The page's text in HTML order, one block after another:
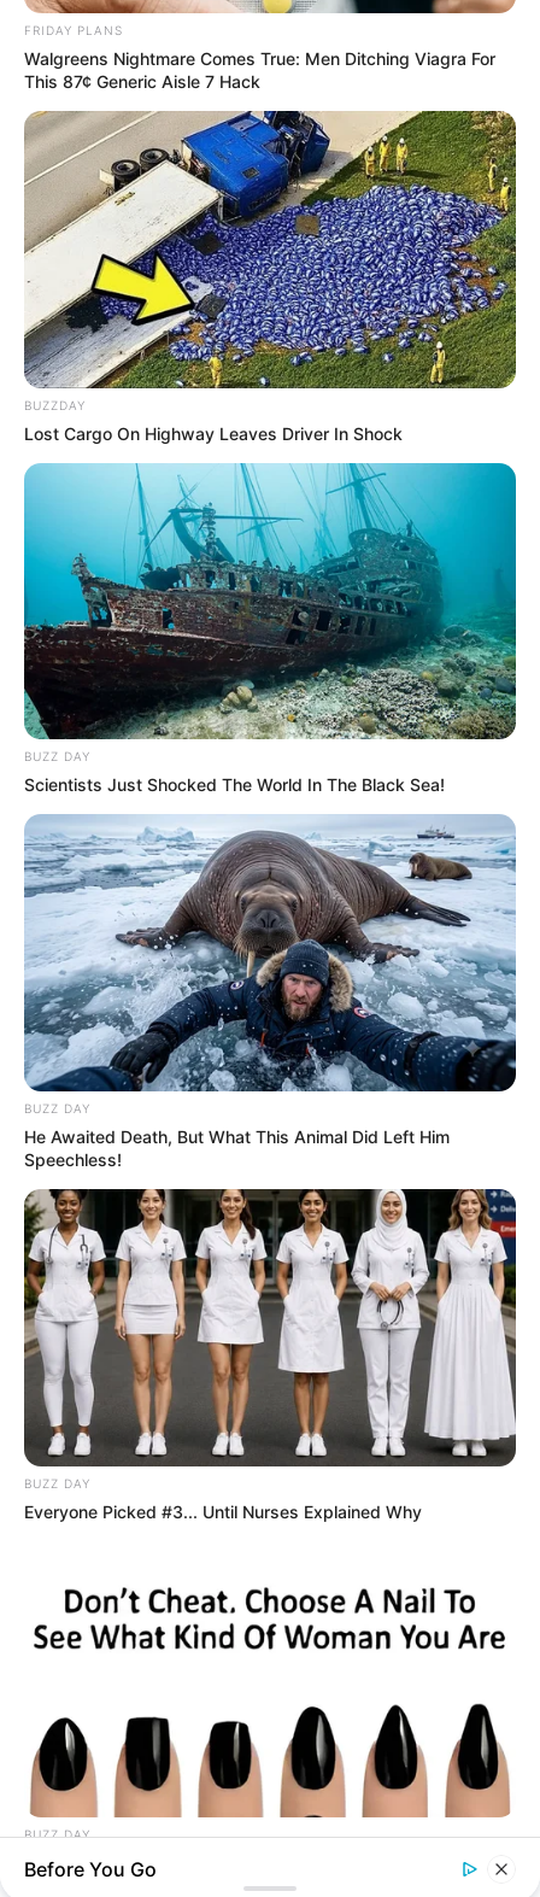
Publié
7 novembre 2022
Navigation
Article
PRIX DE LA SEINE-ET-MARNE
FRIDAY PLANS
Walgreens Nightmare Comes True: Men Ditching Viagra For
This 87¢ Generic Aisle 7 Hack
BUZZDAY
Lost Cargo On Highway Leaves Driver In Shock
BUZZ DAY
Scientists Just Shocked The World In The Black Sea!
BUZZ DAY
He Awaited Death, But What This Animal Did Left Him
Speechless!
BUZZ DAY
Everyone Picked #3... Until Nurses Explained Why
BUZZ DAY
Pick A Ring And Nail Shape To Reveal Your Darkest Secrets!
Before You Go